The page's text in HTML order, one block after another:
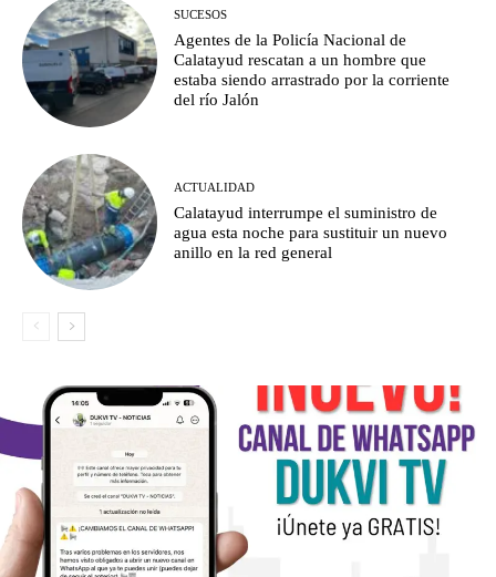
SUCESOS
Agentes de la Policía Nacional de
Calatayud rescatan a un hombre que
estaba siendo arrastrado por la corriente
del río Jalón
ACTUALIDAD
Calatayud interrumpe el suministro de
agua esta noche para sustituir un nuevo
anillo en la red general